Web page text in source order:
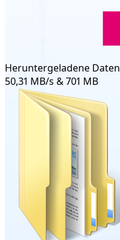
Heruntergeladene Daten
50,31 MB/s & 701 MB